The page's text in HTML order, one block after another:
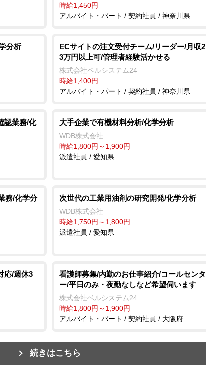
時給1,450円
アルバイト・パート / 契約社員 / 神奈川県
分析
ECサイトの注文受付チーム/リーダー/月収2
3万円以上可/管理者経験活かせる
株式会社ベルシステム24
時給1,400円
アルバイト・パート / 契約社員 / 神奈川県
認業務/化
大手企業で有機材料分析/化学分析
WDB株式会社
時給1,800円～1,900円
派遣社員 / 愛知県
務/化学分
次世代の工業用油剤の研究開発/化学分析
WDB株式会社
時給1,750円～1,800円
派遣社員 / 愛知県
応/週休3
看護師募集/内勤のお仕事紹介/コールセンタ
ー/平日のみ・夜勤なしなど希望伺います
株式会社ベルシステム24
時給1,800円～1,900円
アルバイト・パート / 契約社員 / 大阪府
続きはこちら